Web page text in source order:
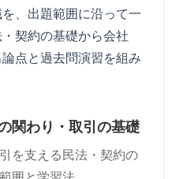
、出題範囲に沿って一
契約の基礎から会社
点と過去問演習を組み
関わり・取引の基礎
を支える民法・契約の